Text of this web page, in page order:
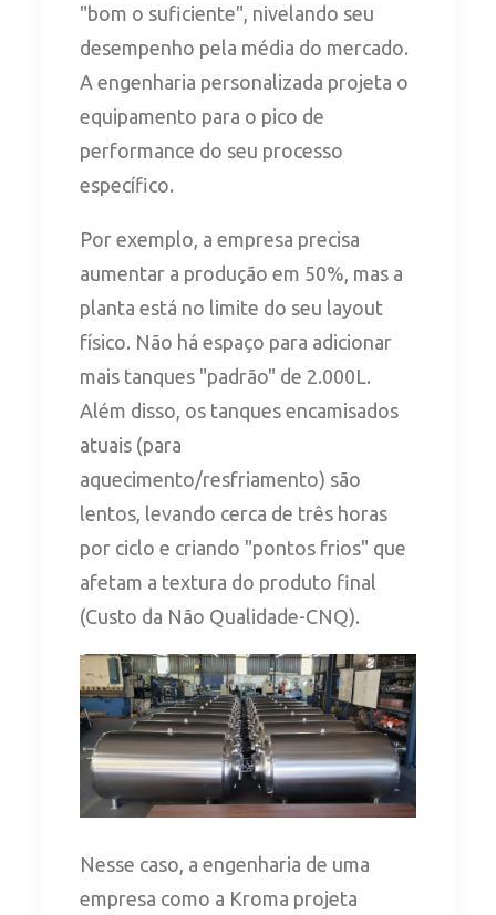
"bom o suficiente", nivelando seu
desempenho pela média do mercado.
A engenharia personalizada projeta o
equipamento para o pico de
performance do seu processo
específico.
Por exemplo, a empresa precisa
aumentar a produção em 50%, mas a
planta está no limite do seu layout
físico. Não há espaço para adicionar
mais tanques "padrão" de 2.000L.
Além disso, os tanques encamisados
atuais (para
aquecimento/resfriamento) são
lentos, levando cerca de três horas
por ciclo e criando "pontos frios" que
afetam a textura do produto final
(Custo da Não Qualidade-CNQ).
Nesse caso, a engenharia de uma
empresa como a Kroma projeta